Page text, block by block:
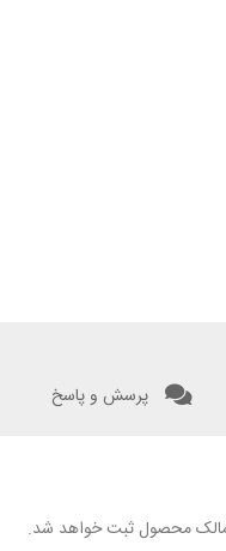
پرسش و پاسخ
مالک محصول ثبت خواهد شد.